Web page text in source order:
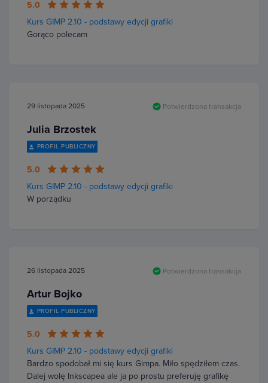
5.0
Kurs GIMP 2.10 - podstawy edycji grafiki
Gorąco polecam
29 listopada 2025 Potwierdzona transakcja
Julia Brzostek
PROFIL PUBLICZNY
5.0
Kurs GIMP 2.10 - podstawy edycji grafiki
W porządku
26 listopada 2025 Potwierdzona transakcja
Artur Bojko
PROFIL PUBLICZNY
5.0
Kurs GIMP 2.10 - podstawy edycji grafiki
Bardzo spodobał mi się kurs Gimpa. Miło spędziłem czas.
Dalej wolę Inkscapea ale ja po prostu preferuję grafikę